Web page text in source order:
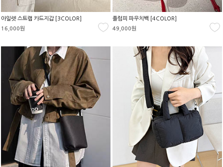
아일렛 스트랩 카드지갑 [3COLOR]
16,000원
플럼피 파우치백 [4COLOR]
49,000원